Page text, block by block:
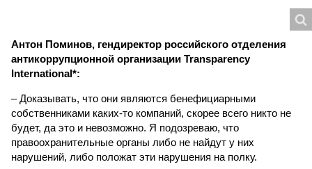
Антон Поминов, гендиректор российского отделения
антикоррупционной организации Transparency
International*:
– Доказывать, что они являются бенефициарными
собственниками каких-то компаний, скорее всего никто не
будет, да это и невозможно. Я подозреваю, что
правоохранительные органы либо не найдут у них
нарушений, либо положат эти нарушения на полку.